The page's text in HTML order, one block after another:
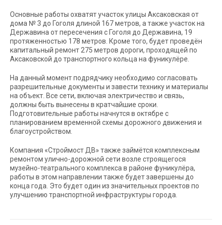
Основные работы охватят участок улицы Аксаковская от
дома № 3 до Гоголя длиной 167 метров, а также участок на
Державина от пересечения с Гоголя до Державина, 19
протяженностью 178 метров. Кроме того, будет проведён
капитальный ремонт 275 метров дороги, проходящей по
Аксаковской до транспортного кольца на фуникулёре.
На данный момент подрядчику необходимо согласовать
разрешительные документы и завести технику и материалы
на объект. Все сети, включая электричество и связь,
должны быть вынесены в кратчайшие сроки.
Подготовительные работы начнутся в октябре с
планированием временной схемы дорожного движения и
благоустройством.
Компания «Строймост ДВ» также займётся комплексным
ремонтом улично-дорожной сети возле строящегося
музейно-театрального комплекса в районе фуникулёра,
работы в этом направлении также будет завершены до
конца года. Это будет один из значительных проектов по
улучшению транспортной инфраструктуры города.